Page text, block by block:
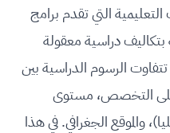
التعليمية التي تقدم برامج
دراسية معقولة
الرسوم الدراسية بين
على التخصص، مستوى
والموقع الجغرافي. في هذا